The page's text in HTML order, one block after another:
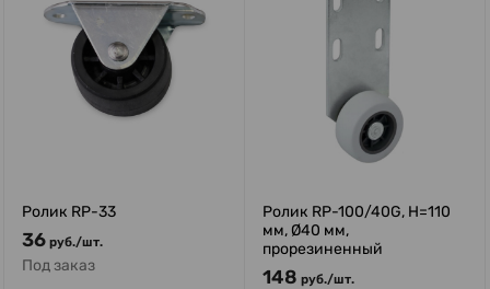
Ролик RP-33
36 руб./шт.
Под заказ
Ролик RP-100/40G, H=110
мм, Ø40 мм,
прорезиненный
148 руб./шт.